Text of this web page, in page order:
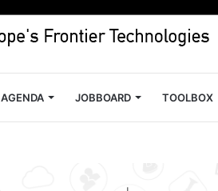
AGENDA JOBBOARD TOOLBOX